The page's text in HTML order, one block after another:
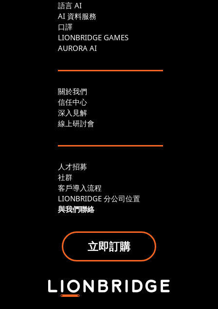
語言 AI
AI 資料服務
口譯
LIONBRIDGE GAMES
AURORA AI
關於我們
信任中心
深入見解
線上研討會
人才招募
社群
客戶導入流程
LIONBRIDGE 分公司位置
與我們聯絡
立即訂購